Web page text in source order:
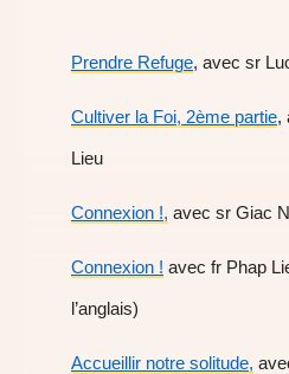
Prendre Refuge, avec sr
Cultiver la Foi, 2ème partie,
Lieu
Connexion !, avec sr Giac
Connexion ! avec fr Phap
l’anglais)
Accueillir notre solitude,